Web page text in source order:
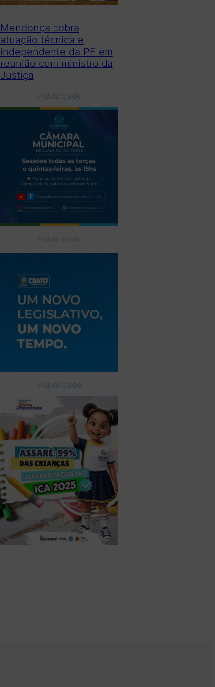
Mendonça cobra
atuação técnica e
independente da PF em
reunião com ministro da
Justiça
Publicidade
Publicidade
Publicidade